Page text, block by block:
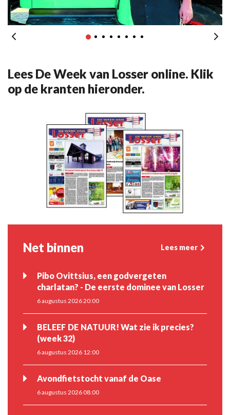
Lees De Week van Losser online. Klik
op de kranten hieronder.
Net binnen Lees meer
Pibo Ovittsius, een godvergeten
charlatan? - De eerste dominee van Losser
6 augustus 2026 20:00
BELEEF DE NATUUR! Wat zie ik precies?
(week 32)
6 augustus 2026 12:00
Avondfietstocht vanaf de Oase
6 augustus 2026 08:00